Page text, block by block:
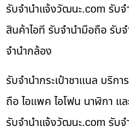
รับจํานําแจ้งวัฒนะ.com รับ
สินค้าไอที รับจำนำมือถือ รับ
จำนำกล้อง
รับจำนำกระเป๋าชาแนล บริก
ถือ ไอแพค ไอโฟน นาฬิกา แ
รับจํานําแจ้งวัฒนะ.com รับจ